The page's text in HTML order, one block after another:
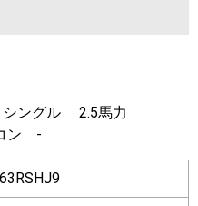
ングル 2.5馬力
ン -